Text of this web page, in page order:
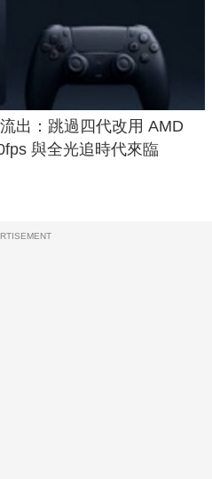
出：跳過四代改用 AMD
與全光追時代來臨